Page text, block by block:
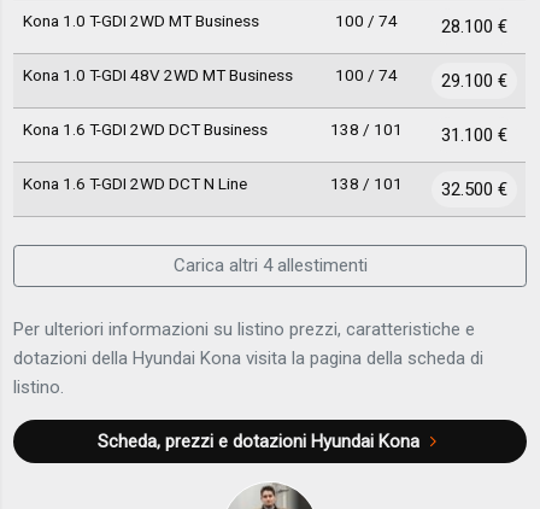
Kona 1.0 T-GDI 2WD MT Business 100 / 74 28.100 €
Kona 1.0 T-GDI 48V 2WD MT Business 100 / 74 29.100 €
Kona 1.6 T-GDI 2WD DCT Business 138 / 101 31.100 €
Kona 1.6 T-GDI 2WD DCT N Line 138 / 101 32.500 €
Carica altri 4 allestimenti
Per ulteriori informazioni su listino prezzi, caratteristiche e
dotazioni della Hyundai Kona visita la pagina della scheda di
listino.
Scheda, prezzi e dotazioni Hyundai Kona